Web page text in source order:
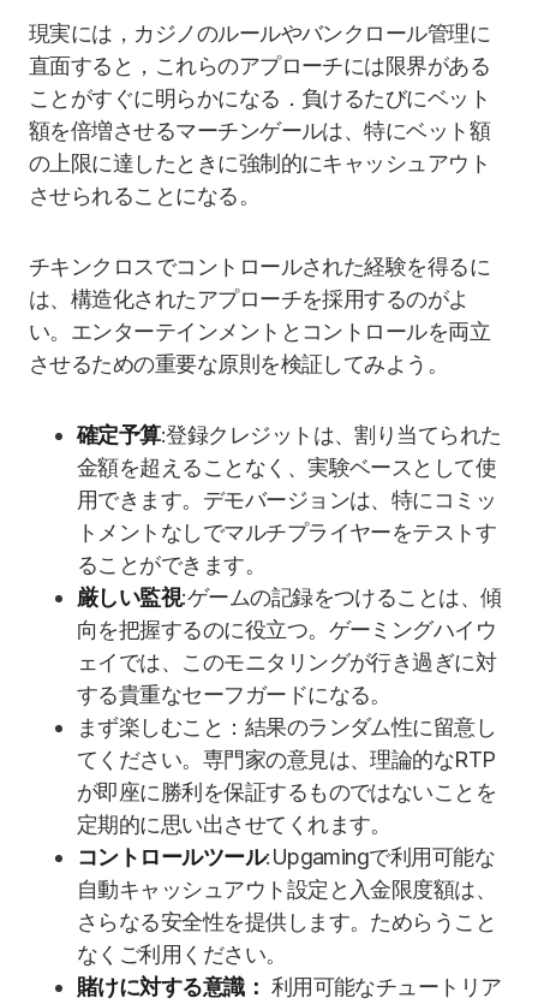
現実には，カジノのルールやバンクロール管理に
直面すると，これらのアプローチには限界がある
ことがすぐに明らかになる．負けるたびにベット
額を倍増させるマーチンゲールは、特にベット額
の上限に達したときに強制的にキャッシュアウト
させられることになる。
チキンクロスでコントロールされた経験を得るに
は、構造化されたアプローチを採用するのがよ
い。エンターテインメントとコントロールを両立
させるための重要な原則を検証してみよう。
確定予算:登録クレジットは、割り当てられた
金額を超えることなく、実験ベースとして使
用できます。デモバージョンは、特にコミッ
トメントなしでマルチプライヤーをテストす
ることができます。
厳しい監視:ゲームの記録をつけることは、傾
向を把握するのに役立つ。ゲーミングハイウ
ェイでは、このモニタリングが行き過ぎに対
する貴重なセーフガードになる。
まず楽しむこと：結果のランダム性に留意し
てください。専門家の意見は、理論的なRTP
が即座に勝利を保証するものではないことを
定期的に思い出させてくれます。
コントロールツール:Upgamingで利用可能な
自動キャッシュアウト設定と入金限度額は、
さらなる安全性を提供します。ためらうこと
なくご利用ください。
賭けに対する意識： 利用可能なチュートリア